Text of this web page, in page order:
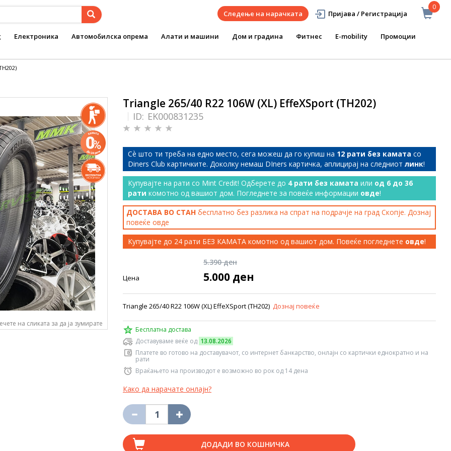
0
Следење на нарачката Пријава / Регистрација
Електроника Автомобилска опрема Алати и машини Дом и градина Фитнес E-mobility Промоции
на сликата за да ја зумирате
Triangle 265/40 R22 106W (XL) EffeXSport (TH202)
ID: EK000831235
Сѐ што ти треба на едно место, сега можеш да го купиш на 12 рати без камата со
Diners Club картичките. Доколку немаш DIners картичка, аплицирај на следниот линк!
Купувајте на рати со Mint Credit! Одберете до 4 рати без камата или од 6 до 36
рати комотно од вашиот дом. Погледнете за повеќе информации овде!
ДОСТАВА ВО СТАН бесплатно без разлика на спрат на подрачје на град Скопје. Дознај
повеќе овде
Купувајте до 24 рати БЕЗ КАМАТА комотно од вашиот дом. Повеќе погледнете овде!
5.390 ден
Цена 5.000 ден
Triangle 265/40 R22 106W (XL) EffeXSport (TH202) Дознај повеќе
Бесплатна достава
Доставуваме веќе од 13.08.2026
Платете во готово на доставувачот, со интернет банкарство, онлајн со картички еднократно и на
рати
Враќањето на производот е возможно во рок од 14 дена
Како да нарачате онлајн?
ДОДАДИ ВО КОШНИЧКА